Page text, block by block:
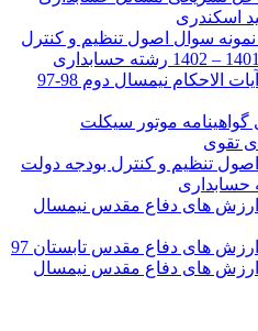
نمونه سوال اصول تنظیم و کنترل
دانلود رایگان نمونه سوال آیات الاحکام نیمسال دوم 98-97
موتور سیکلت
اصول تنظیم و کنترل بودجه دولت
ارزش های دفاع مقدس نیمسال
های دفاع مقدس تابستان 97
ارزش های دفاع مقدس نیمسال